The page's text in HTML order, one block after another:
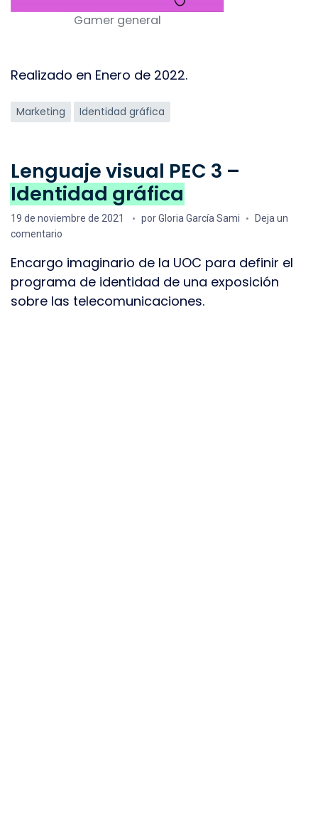
Gamer general
Realizado en Enero de 2022.
Etiquetas
Marketing Identidad gráfica
Lenguaje visual PEC 3 –
Identidad gráfica
Fecha de publicación
19 de noviembre de 2021 porGloria García Sami
Deja un
comentario
Encargo imaginario de la UOC para definir el
programa de identidad de una exposición
sobre las telecomunicaciones.